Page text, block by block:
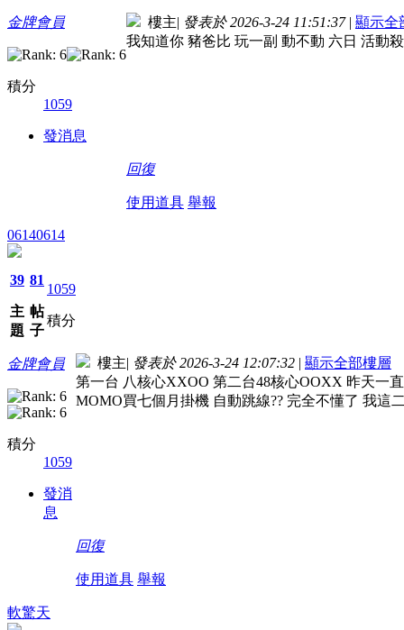
金牌會員
積分
1059
發消息
樓主| 發表於 2026-3-24 11:51:37 | 顯示全
我知道你 豬爸比 玩一副 動不動 六日 活動
回復
使用道具 舉報
06140614
39
主
題
81
帖
子
1059
積分
金牌會員
積分
1059
發消
息
樓主| 發表於 2026-3-24 12:07:32 | 顯示全部樓層
第一台 八核心XXOO 第二台48核心OOXX 昨天一
MOMO買七個月掛機 自動跳線?? 完全不懂了 我這
回復
使用道具 舉報
軟驚天